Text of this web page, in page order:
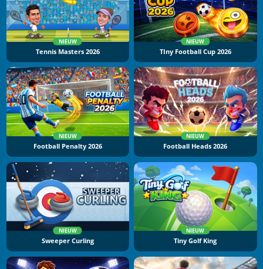
NIEUW
Tennis Masters 2026
NIEUW
TIny Football Cup 2026
NIEUW
Football Penalty 2026
NIEUW
Football Heads 2026
NIEUW
Sweeper Curling
NIEUW
Tiny Golf King